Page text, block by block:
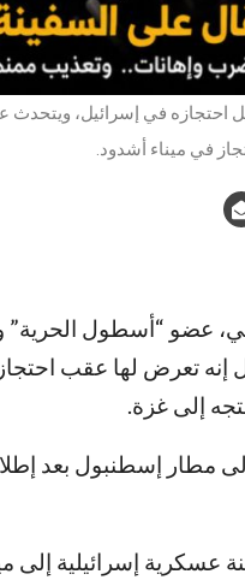
في إسرائيل، ويتحدث
في ميناء أشدود.
عضو “أسطول
تعرض لها عقب احتجاز
إلى غزة.
مطار إسطنبول بعد
عسكرية إسرائيلية إلى